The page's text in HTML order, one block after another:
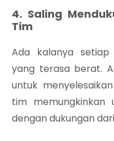
4. Saling
Tim
Ada kalanya
yang terasa berat.
untuk
tim memungkinkan
dengan dukungan